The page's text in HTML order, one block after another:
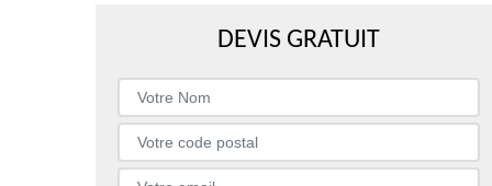
DEVIS GRATUIT